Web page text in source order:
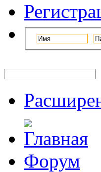
Форум